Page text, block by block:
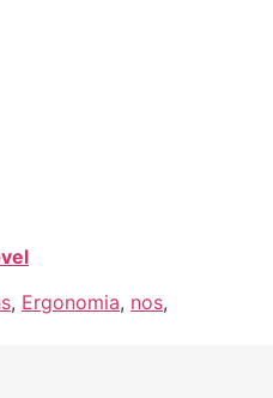
, Ergonomia, nos,